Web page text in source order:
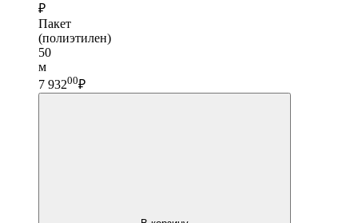
₽
Пакет
(полиэтилен)
50
м
7 93200₽